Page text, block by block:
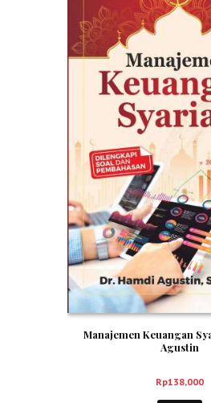
Manajemen Keuangan
Agustin
Rp138,000